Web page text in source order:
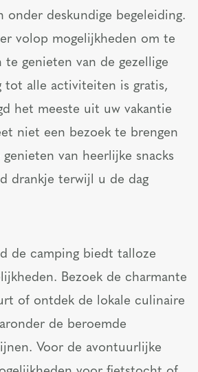
onder deskundige begeleiding.
volop mogelijkheden om te
te genieten van de gezellige
tot alle activiteiten is gratis,
het meeste uit uw vakantie
niet een bezoek te brengen
van heerlijke snacks
drankje terwijl u de dag
de camping biedt talloze
Bezoek de charmante
of ontdek de lokale culinaire
de beroemde
Voor de avontuurlijke